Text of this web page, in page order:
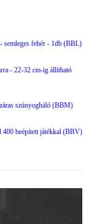
semleges fehér - 1db (BBL)
- 22-32 cm-ig állítható
szúnyogháló (BBM)
beépített játékkal (BBV)